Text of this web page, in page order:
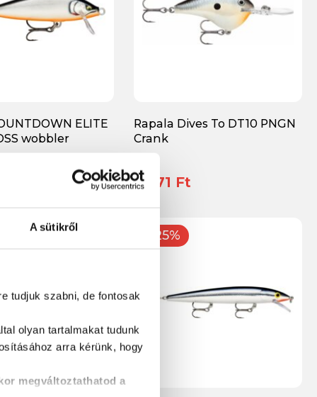
A sütikről
tudjuk szabni, de fontosak
olyan tartalmakat tudunk
arra kérünk, hogy
megváltoztathatod a
ELITE
wobbler
Rapala Dives To DT10 PNGN
Crank
3 671 Ft
-25%